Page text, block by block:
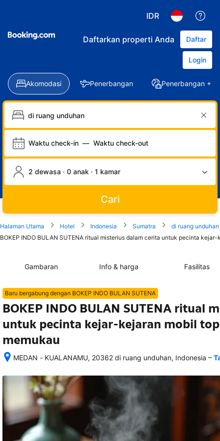
IDR
Daftarkan properti Anda Daftar
Login
Akomodasi Penerbangan Penerbangan +
Waktu check-in — Waktu check-out
2 dewasa · 0 anak · 1 kamar
Cari
Halaman Utama Hotel Indonesia Sumatra
di ruang unduhan
BOKEP INDO BULAN SUTENA ritual misterius dalam cerita untuk pecinta
Gambaran Info & harga Fasilitas
Baru bergabung dengan BOKEP INDO BULAN SUTENA
BOKEP INDO BULAN SUTENA ritual
untuk pecinta kejar-kejaran mobil
memukau
MEDAN - KUALANAMU, 20362 di ruang unduhan, Indonesia
memesan,
semua
akomodasi
termasuk
nomor
telepon
–